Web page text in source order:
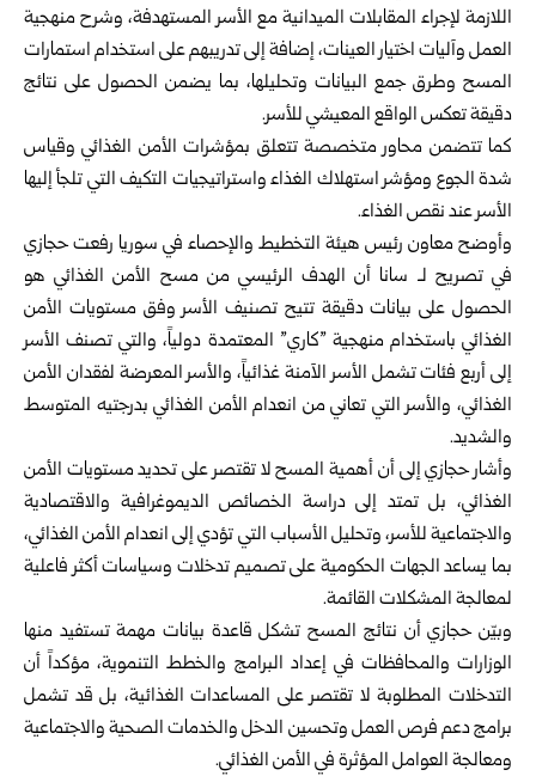
اللازمة لإجراء المقابلات الميدانية مع الأسر ‏المستهدفة، وشرح منهجية
العمل وآليات اختيار العينات، ‏إضافة إلى تدريبهم على استخدام استمارات
المسح وطرق ‏جمع البيانات وتحليلها، بما يضمن الحصول على نتائج
دقيقة ‏تعكس الواقع المعيشي للأسر‎.‎
كما تتضمن محاور متخصصة تتعلق بمؤشرات الأمن الغذائي ‏وقياس
شدة الجوع ومؤشر استهلاك الغذاء واستراتيجيات ‏التكيف التي تلجأ إليها
الأسر عند نقص الغذاء‎.‎
وأوضح معاون رئيس هيئة التخطيط والإحصاء في سوريا ‏رفعت حجازي
في تصريح لـ سانا أن الهدف الرئيسي من ‏مسح الأمن الغذائي هو
الحصول على بيانات دقيقة تتيح ‏تصنيف الأسر وفق مستويات الأمن
الغذائي باستخدام منهجية ‌‏”كاري” المعتمدة دولياً، والتي تصنف الأسر
إلى أربع فئات ‏تشمل الأسر الآمنة غذائياً، والأسر المعرضة لفقدان الأمن
‏الغذائي، والأسر التي تعاني من انعدام الأمن الغذائي بدرجتيه ‏المتوسط
والشديد‎.‎
وأشار حجازي إلى أن أهمية المسح لا تقتصر على تحديد ‏مستويات الأمن
الغذائي، بل تمتد إلى دراسة الخصائص ‏الديموغرافية والاقتصادية
والاجتماعية للأسر، وتحليل ‏الأسباب التي تؤدي إلى انعدام الأمن الغذائي،
بما يساعد ‏الجهات الحكومية على تصميم تدخلات وسياسات أكثر فاعلية
‏لمعالجة المشكلات القائمة‎.‎
وبيّن حجازي أن نتائج المسح تشكل قاعدة بيانات مهمة تستفيد ‏منها
الوزارات والمحافظات في إعداد البرامج والخطط ‏التنموية، مؤكداً أن
التدخلات المطلوبة لا تقتصر على ‏المساعدات الغذائية، بل قد تشمل
برامج دعم فرص العمل ‏وتحسين الدخل والخدمات الصحية والاجتماعية
ومعالجة ‏العوامل المؤثرة في الأمن الغذائي‎.‎